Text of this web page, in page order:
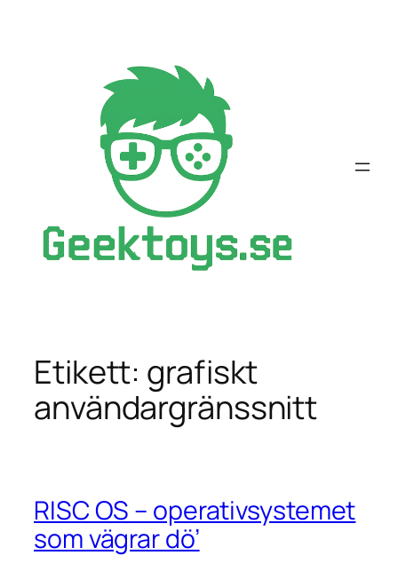
Etikett: grafiskt
användargränssnitt
RISC OS – operativsystemet
som vägrar dö’